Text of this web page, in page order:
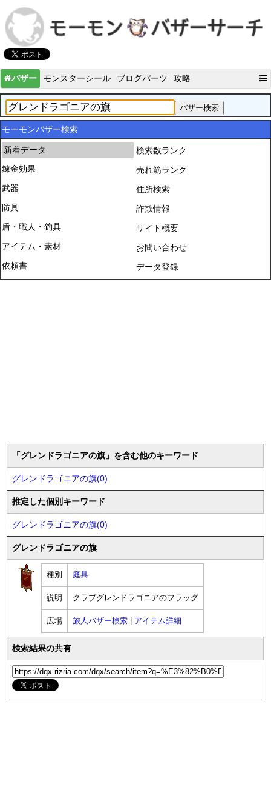
バザー モンスターシール ブログパーツ 攻略
モーモンバザー検索
新着データ
錬金効果
武器
防具
盾・職人・釣具
アイテム・素材
依頼書
検索数ランク
売れ筋ランク
住所検索
詐欺情報
サイト概要
お問い合わせ
データ登録
「グレンドラゴニアの旗」を含む他のキーワード
グレンドラゴニアの旗(0)
推定した個別キーワード
グレンドラゴニアの旗(0)
グレンドラゴニアの旗
種別 庭具
説明 クラブグレンドラゴニアのフラッグ
広場 旅人バザー検索 アイテム詳細
検索結果の共有